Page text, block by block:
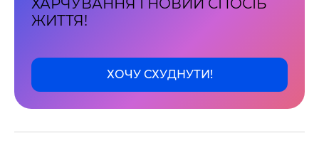
ХАРЧУВАННЯ І НОВИЙ СПОСІБ
ЖИТТЯ!
ХОЧУ СХУДНУТИ!